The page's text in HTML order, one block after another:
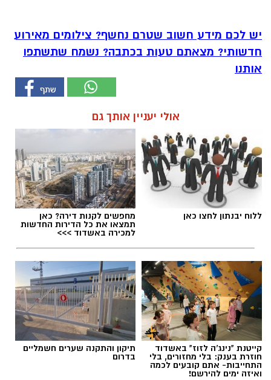
יש לכם מידע חשוב שטרם נחשף? צילומים מאירוע
חדשותי? מצאתם טעות בכתבה? נשמח שתשתפו
אותנו
אולי יעניין אותך גם
ללוח יבנתון לחצו כאן מחפשים לקנות דירה? כאן
תמצאו את כל הדירות החדשות
למכירה באשדוד >>>
קייטנת "נינג'ה לזוז" באשדוד
חוזרת בענק: בלי מחזורים, בלי
התחייבות- אתם קובעים לכמה
ואיזה ימים להירשם!
תיקון והתקנה שערים חשמליים
בדרום